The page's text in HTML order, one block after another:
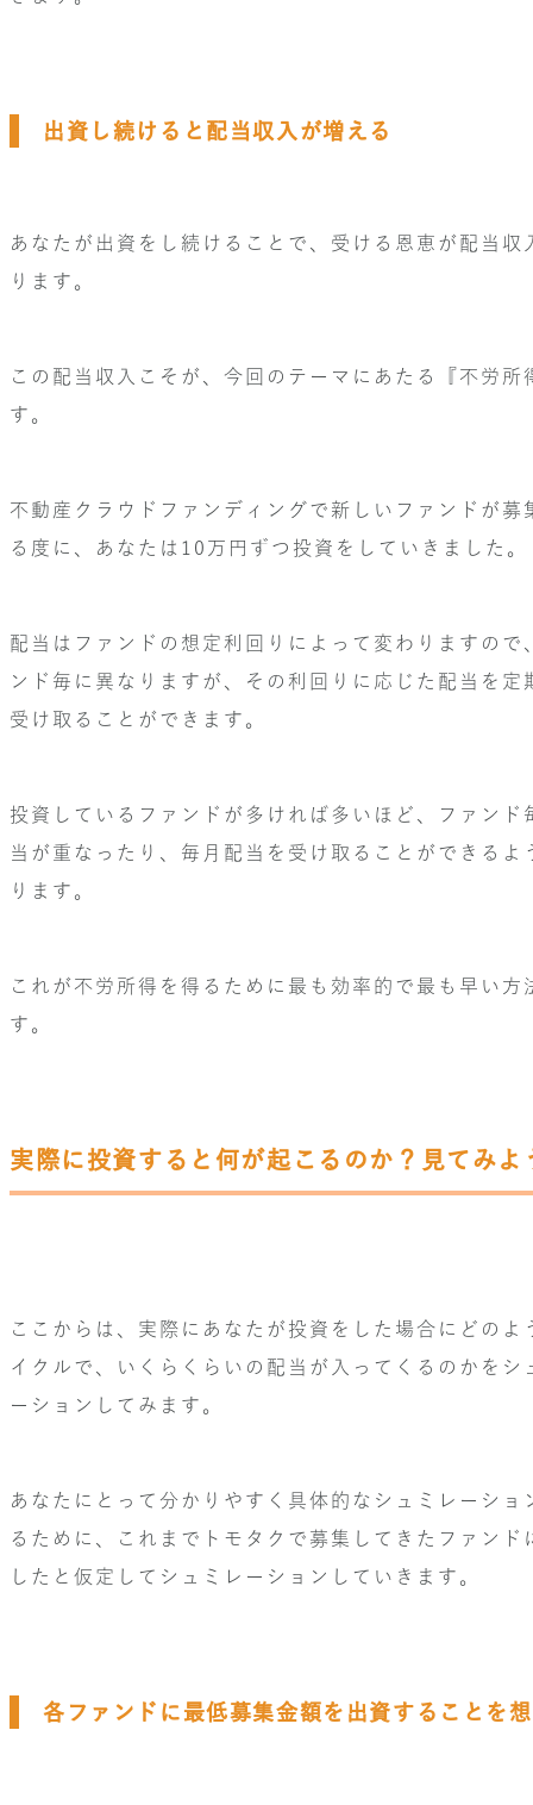
出資し続けると配当収入が増える
あなたが出資をし続けることで、受ける恩恵が配当収
ります。
この配当収入こそが、今回のテーマにあたる『不労所
す。
不動産クラウドファンディングで新しいファンドが募
る度に、あなたは10万円ずつ投資をしていきました。
配当はファンドの想定利回りによって変わりますので
ンド毎に異なりますが、その利回りに応じた配当を定
受け取ることができます。
投資しているファンドが多ければ多いほど、ファンド
当が重なったり、毎月配当を受け取ることができるよ
ります。
これが不労所得を得るために最も効率的で最も早い方
す。
実際に投資すると何が起こるのか？見てみよ
ここからは、実際にあなたが投資をした場合にどのよ
イクルで、いくらくらいの配当が入ってくるのかをシ
ーションしてみます。
あなたにとって分かりやすく具体的なシュミレーショ
るために、これまでトモタクで募集してきたファンド
したと仮定してシュミレーションしていきます。
各ファンドに最低募集金額を出資することを